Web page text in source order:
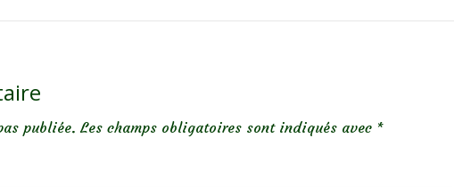
publiée. Les champs obligatoires sont indiqués avec *